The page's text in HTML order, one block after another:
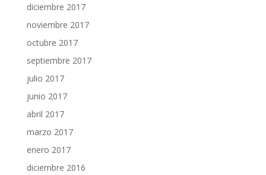
diciembre 2017
noviembre 2017
octubre 2017
septiembre 2017
julio 2017
junio 2017
abril 2017
marzo 2017
enero 2017
diciembre 2016